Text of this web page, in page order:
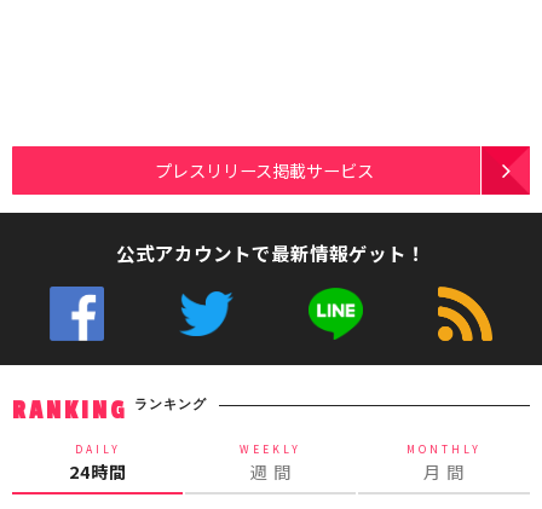
プレスリリース掲載サービス
公式アカウントで最新情報ゲット！
RANKING ランキング
DAILY
24時間
WEEKLY
週 間
MONTHLY
月 間